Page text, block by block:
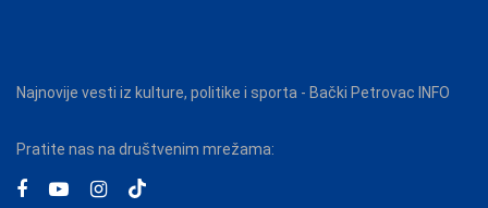
Najnovije vesti iz kulture, politike i sporta - Bački Petrovac INFO
Pratite nas na društvenim mrežama: